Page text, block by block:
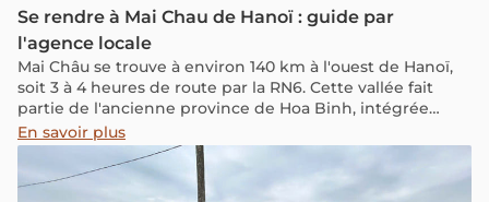
Se rendre à Mai Chau de Hanoï : guide par
l'agence locale
Mai Châu se trouve à environ 140 km à l'ouest de Hanoï,
soit 3 à 4 heures de route par la RN6. Cette vallée fait
partie de l'ancienne province de Hoa Binh, intégrée
depuis 2025 à la nouvelle province de Phu Tho, et reste
une escapade nature prisée pour découvrir les villages
thaïs sur pilotis entourés de rizières et de collines
verdoyantes.
En savoir plus